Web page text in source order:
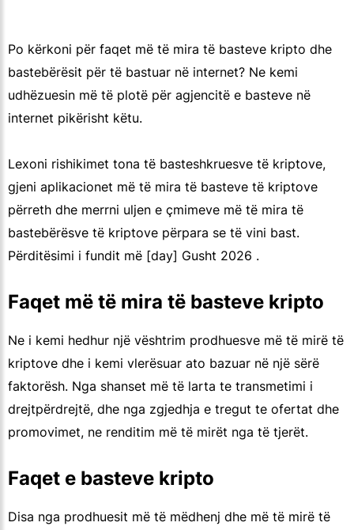
Po kërkoni për faqet më të mira të basteve kripto dhe
bastebërësit për të bastuar në internet? Ne kemi
udhëzuesin më të plotë për agjencitë e basteve në
internet pikërisht këtu.
Lexoni rishikimet tona të basteshkruesve të kriptove,
gjeni aplikacionet më të mira të basteve të kriptove
përreth dhe merrni uljen e çmimeve më të mira të
bastebërësve të kriptove përpara se të vini bast.
Përditësimi i fundit më [day] Gusht 2026 .
Faqet më të mira të basteve kripto
Ne i kemi hedhur një vështrim prodhuesve më të mirë të
kriptove dhe i kemi vlerësuar ato bazuar në një sërë
faktorësh. Nga shanset më të larta te transmetimi i
drejtpërdrejtë, dhe nga zgjedhja e tregut te ofertat dhe
promovimet, ne renditim më të mirët nga të tjerët.
Faqet e basteve kripto
Disa nga prodhuesit më të mëdhenj dhe më të mirë të